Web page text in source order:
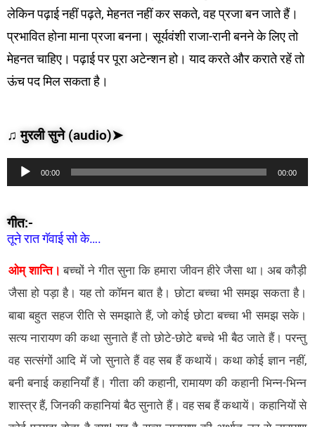
लेकिन पढ़ाई नहीं पढ़ते, मेहनत नहीं कर सकते, वह प्रजा बन जाते हैं।
प्रभावित होना माना प्रजा बनना। सूर्यवंशी राजा-रानी बनने के लिए तो
मेहनत चाहिए। पढ़ाई पर पूरा अटेन्शन हो। याद करते और कराते रहें तो
ऊंच पद मिल सकता है।
♫ मुरली सुने (audio)➤
Audio
Player
00:00 00:00
गीत:-
तूने रात गॅवाई सो के….
ओम् शान्ति। बच्चों ने गीत सुना कि हमारा जीवन हीरे जैसा था। अब कौड़ी
जैसा हो पड़ा है। यह तो कॉमन बात है। छोटा बच्चा भी समझ सकता है।
बाबा बहुत सहज रीति से समझाते हैं, जो कोई छोटा बच्चा भी समझ सके।
सत्य नारायण की कथा सुनाते हैं तो छोटे-छोटे बच्चे भी बैठ जाते हैं। परन्तु
वह सत्संगों आदि में जो सुनाते हैं वह सब हैं कथायें। कथा कोई ज्ञान नहीं,
बनी बनाई कहानियाँ हैं। गीता की कहानी, रामायण की कहानी भिन्न-भिन्न
शास्त्र हैं, जिनकी कहानियां बैठ सुनाते हैं। वह सब हैं कथायें। कहानियों से